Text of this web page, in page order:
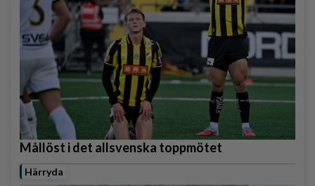
Mållöst i det allsvenska toppmötet
Härryda